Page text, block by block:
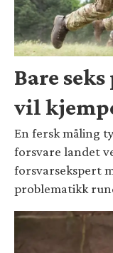
Bare
vil
En fersk måling
forsvare landet
forsvarsekspert
problematikk